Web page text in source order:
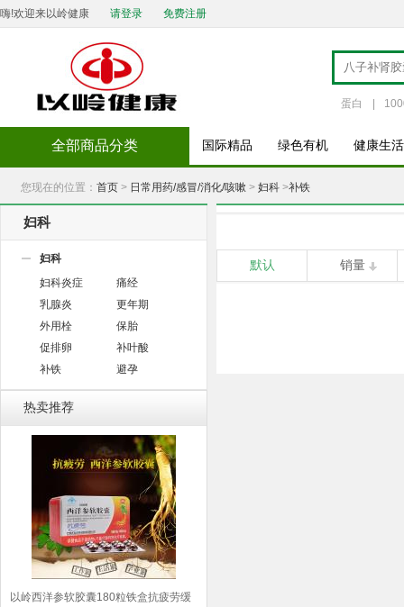
嗨!欢迎来以岭健康 请登录 免费注册
蛋白
全部商品分类 国际精品 绿色有机 健康生活
您现在的位置： 首页 > 日常用药/感冒/消化/咳嗽 > 妇科 >补铁
妇科
妇科
妇科炎症
痛经
乳腺炎
更年期
外用栓
保胎
促排卵
补叶酸
补铁
避孕
热卖推荐
以岭西洋参软胶囊180粒铁盒抗疲劳缓
默认 销量